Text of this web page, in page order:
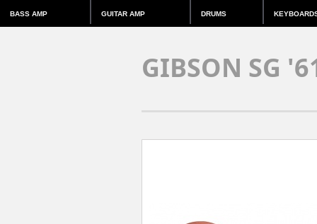
BASS AMP GUITAR AMP DRUMS
GIBSON SG